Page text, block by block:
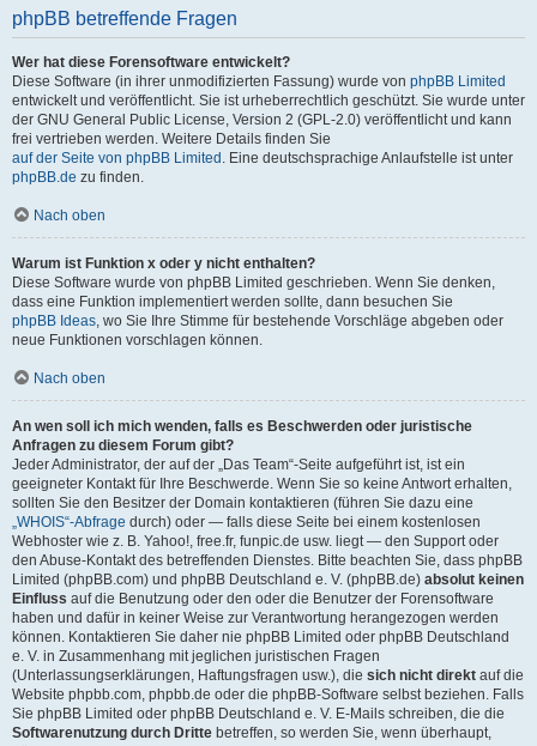
phpBB betreffende Fragen
Wer hat diese Forensoftware entwickelt?
Diese Software (in ihrer unmodifizierten Fassung) wurde von phpBB Limited
entwickelt und veröffentlicht. Sie ist urheberrechtlich geschützt. Sie wurde unter
der GNU General Public License, Version 2 (GPL-2.0) veröffentlicht und kann
frei vertrieben werden. Weitere Details finden Sie
auf der Seite von phpBB Limited . Eine deutschsprachige Anlaufstelle ist unter
phpBB.de zu finden.
Nach oben
Warum ist Funktion x oder y nicht enthalten?
Diese Software wurde von phpBB Limited geschrieben. Wenn Sie denken,
dass eine Funktion implementiert werden sollte, dann besuchen Sie
phpBB Ideas, wo Sie Ihre Stimme für bestehende Vorschläge abgeben oder
neue Funktionen vorschlagen können.
Nach oben
An wen soll ich mich wenden, falls es Beschwerden oder juristische
Anfragen zu diesem Forum gibt?
Jeder Administrator, der auf der „Das Team“-Seite aufgeführt ist, ist ein
geeigneter Kontakt für Ihre Beschwerde. Wenn Sie so keine Antwort erhalten,
sollten Sie den Besitzer der Domain kontaktieren (führen Sie dazu eine
„WHOIS“-Abfrage durch) oder — falls diese Seite bei einem kostenlosen
Webhoster wie z. B. Yahoo!, free.fr, funpic.de usw. liegt — den Support oder
den Abuse-Kontakt des betreffenden Dienstes. Bitte beachten Sie, dass phpBB
Limited (phpBB.com) und phpBB Deutschland e. V. (phpBB.de) absolut keinen
Einfluss auf die Benutzung oder den oder die Benutzer der Forensoftware
haben und dafür in keiner Weise zur Verantwortung herangezogen werden
können. Kontaktieren Sie daher nie phpBB Limited oder phpBB Deutschland
e. V. in Zusammenhang mit jeglichen juristischen Fragen
(Unterlassungserklärungen, Haftungsfragen usw.), die sich nicht direkt auf die
Website phpbb.com, phpbb.de oder die phpBB-Software selbst beziehen. Falls
Sie phpBB Limited oder phpBB Deutschland e. V. E-Mails schreiben, die die
Softwarenutzung durch Dritte betreffen, so werden Sie, wenn überhaupt,